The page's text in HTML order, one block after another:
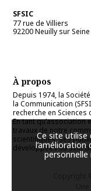
SFSIC
77 rue de Villiers
92200Neuilly sur Seine
À propos
Depuis 1974, la
la Communication
recherche en Sciences
En tant
travaux de notre
scientifiques, ses
développées au sein
Ce site utilise
personnelle